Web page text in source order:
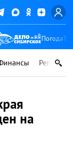
Погода
Регионы
на